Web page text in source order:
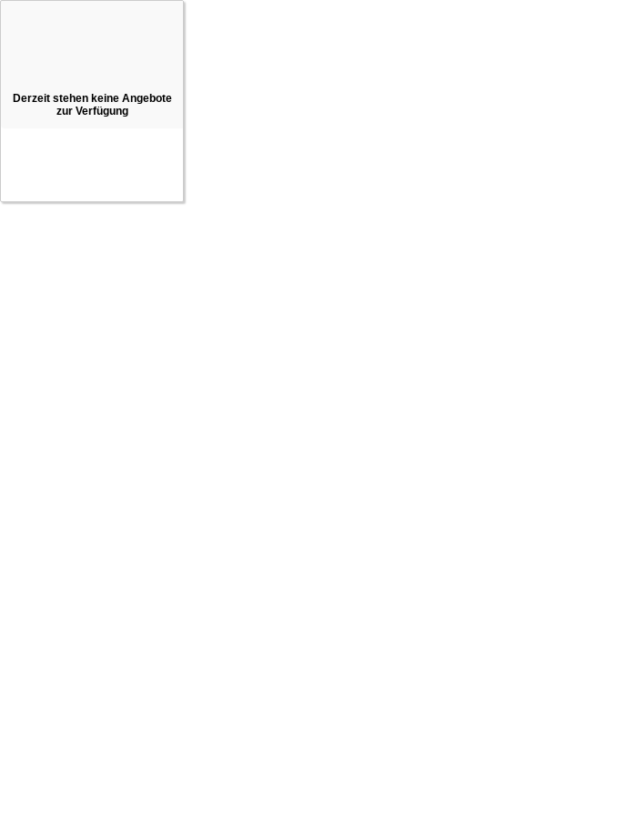
Derzeit stehen keine Angebote
zur Verfügung